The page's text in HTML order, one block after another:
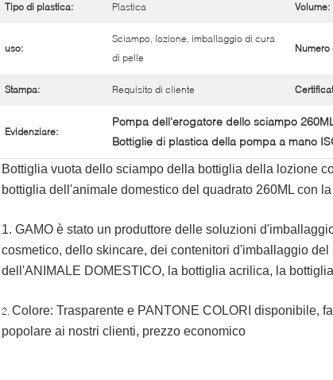
Tipo di plastica: Plastica Volume:
uso:
Sciampo, lozione, imballaggio di cura
di pelle
Numero
Stampa: Requisito di cliente
Evidenziare:
Pompa dell'erogatore dello sciampo
Bottiglie di plastica della pompa a mano
Bottiglia vuota dello sciampo della bottiglia della lozione
bottiglia dell'animale domestico del quadrato 260ML con
1. GAMO è stato un produttore delle soluzioni
cosmetico, dello skincare, dei contenitori d'imballaggio
dell'ANIMALE DOMESTICO, la bottiglia acrilica, la
2. Colore: Trasparente e PANTONE COLORI disponibile,
popolare ai nostri clienti, prezzo economico